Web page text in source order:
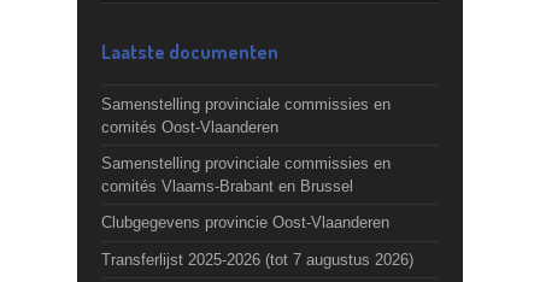
Laatste documenten
Samenstelling provinciale commissies en
comités Oost-Vlaanderen
Samenstelling provinciale commissies en
comités Vlaams-Brabant en Brussel
Clubgegevens provincie Oost-Vlaanderen
Transferlijst 2025-2026 (tot 7 augustus 2026)